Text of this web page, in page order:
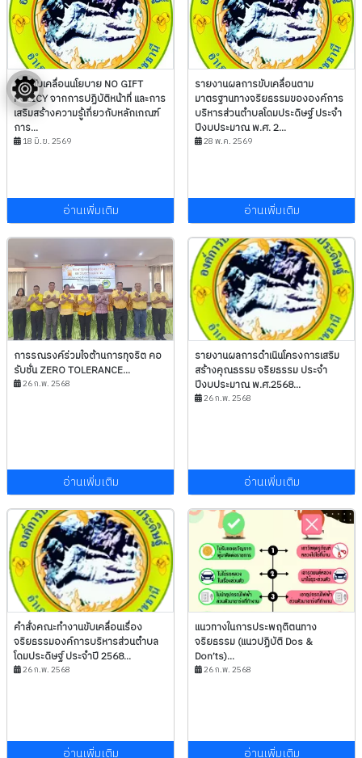
การขับเคลื่อนนโยบาย NO GIFT
POLICY จากการปฏิบัติหน้าที่ และการ
เสริมสร้างความรู้เกี่ยวกับหลักเกณฑ์
การ...
18 มิ.ย. 2569
อ่านเพิ่มเติม
รายงานผลการขับเคลื่อนตาม
มาตรฐานทางจริยธรรมขององค์การ
บริหารส่วนตำบลโดมประดิษฐ์ ประจำ
ปีงบประมาณ พ.ศ. 2...
28 พ.ค. 2569
อ่านเพิ่มเติม
การรณรงค์ร่วมใจต้านการทุจริต คอ
รับชั่น ZERO TOLERANCE...
26 ก.พ. 2568
อ่านเพิ่มเติม
รายงานผลการดำเนินโครงการเสริม
สร้างคุณธรรม จริยธรรม ประจำ
ปีงบประมาณ พ.ศ.2568...
26 ก.พ. 2568
อ่านเพิ่มเติม
คำสั่งคณะทำงานขับเคลื่อนเรื่อง
จริยธรรมองค์การบริหารส่วนตำบล
โดมประดิษฐ์ ประจำปี 2568...
26 ก.พ. 2568
อ่านเพิ่มเติม
แนวทางในการประพฤติตนทาง
จริยธรรม (แนวปฏิบัติ Dos &
Don’ts)...
26 ก.พ. 2568
อ่านเพิ่มเติม